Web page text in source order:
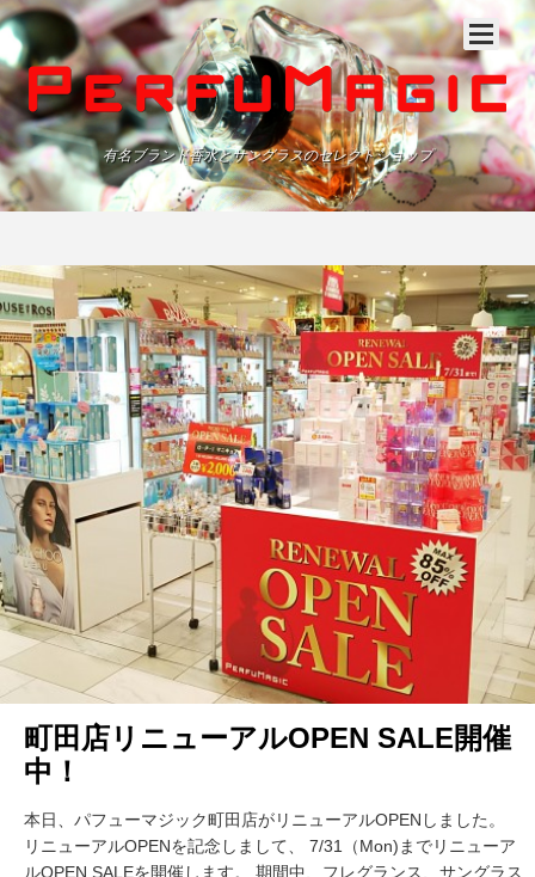
有名ブランド香水とサングラスのセレクトショップ
町田店リニューアルOPEN SALE開催
中！
本日、パフューマジック町田店がリニューアルOPENしました。
リニューアルOPENを記念しまして、 7/31（Mon)までリニューア
ルOPEN SALEを開催します。 期間中、フレグランス、サングラス